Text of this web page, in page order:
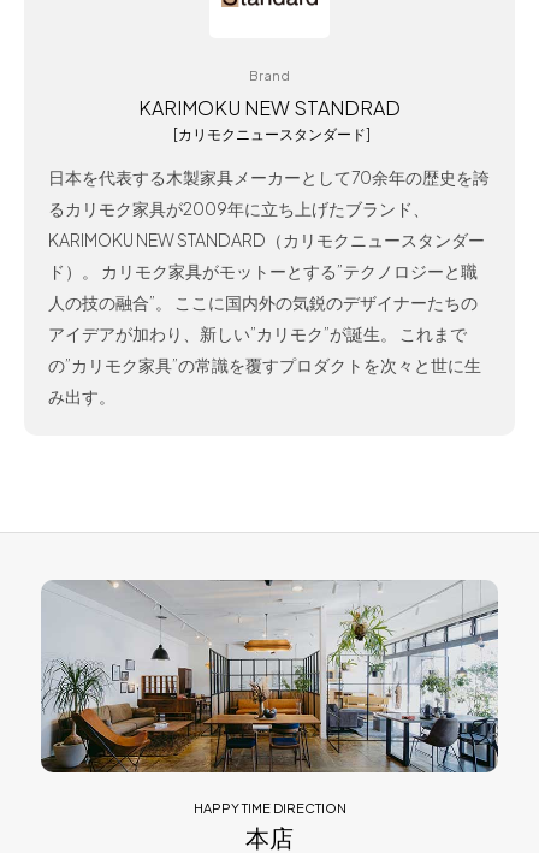
Brand
KARIMOKU NEW STANDRAD
[カリモクニュースタンダード]
日本を代表する木製家具メーカーとして70余年の歴史を誇
るカリモク家具が2009年に立ち上げたブランド、
KARIMOKU NEW STANDARD（カリモクニュースタンダー
ド）。 カリモク家具がモットーとする”テクノロジーと職
人の技の融合”。 ここに国内外の気鋭のデザイナーたちの
アイデアが加わり、新しい”カリモク”が誕生。 これまで
の”カリモク家具”の常識を覆すプロダクトを次々と世に生
み出す。
HAPPY TIME DIRECTION
本店